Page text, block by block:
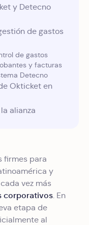
y Detecno
de gastos
de gastos
y facturas
Detecno
Okticket en
alianza
firmes para
y
vez más
corporativos. En
etapa de
al